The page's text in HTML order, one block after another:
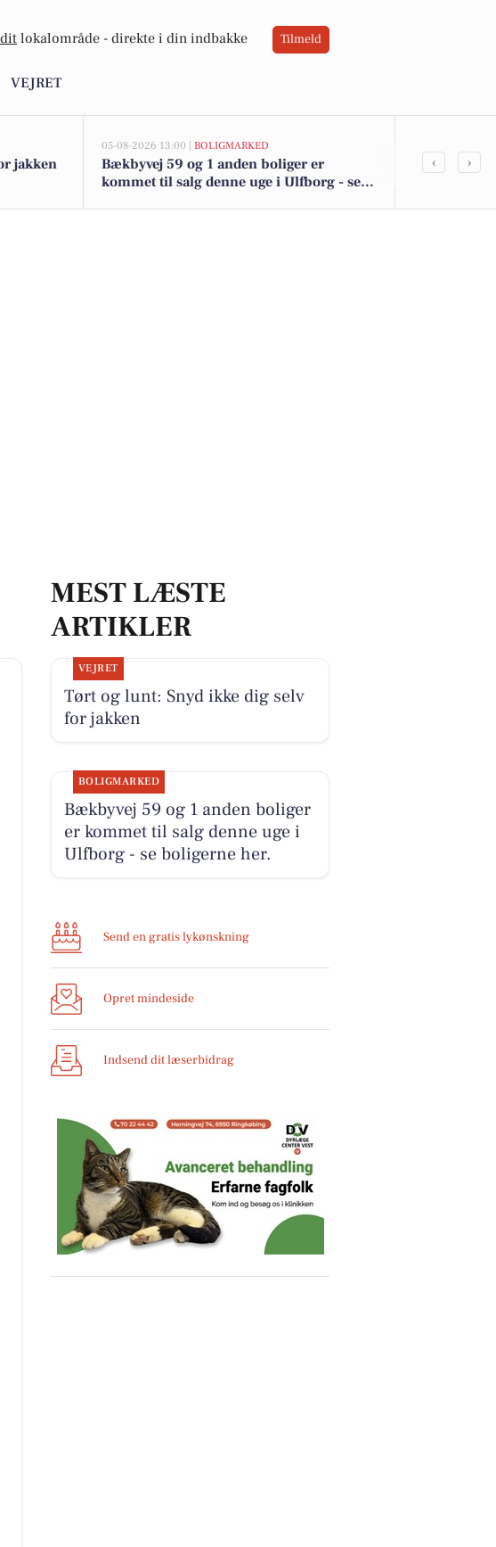
dit lokalområde - direkte i din indbakke Tilmeld
VEJRET
jakken
05-08-2026 13:00 | BOLIGMARKED
Bækbyvej 59 og 1 anden boliger er
kommet til salg denne uge i Ulfborg - se
Top 6 over
‹ ›
MEST LÆSTE
ARTIKLER
VEJRET
Tørt og lunt: Snyd ikke dig selv
for jakken
BOLIGMARKED
Bækbyvej 59 og 1 anden boliger
er kommet til salg denne uge i
Ulfborg - se boligerne her.
Send en gratis lykønskning
Opret mindeside
Indsend dit læserbidrag